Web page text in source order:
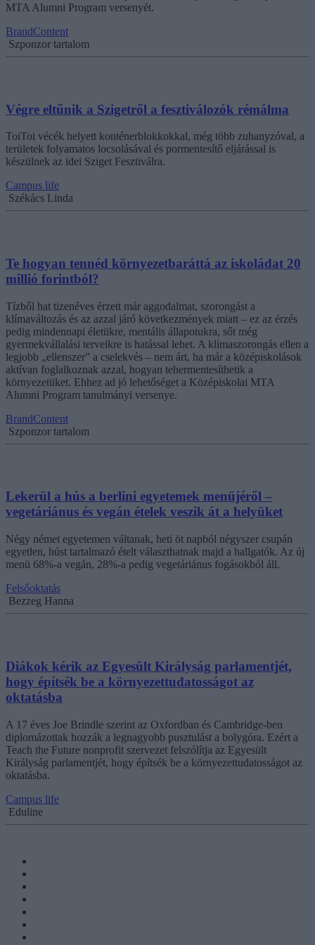
MTA Alumni Program versenyét.
BrandContent
Szponzor tartalom
Végre eltűnik a Szigetről a fesztiválozók rémálma
ToiToi vécék helyett konténerblokkokkal, még több zuhanyzóval, a
területek folyamatos locsolásával és pormentesítő eljárással is
készülnek az idei Sziget Fesztiválra.
Campus life
Székács Linda
Te hogyan tennéd környezetbaráttá az iskoládat 20
millió forintból?
Tízből hat tizenéves érzett már aggodalmat, szorongást a
klímaváltozás és az azzal járó következmények miatt – ez az érzés
pedig mindennapi életükre, mentális állapotukra, sőt még
gyermekvállalási terveikre is hatással lehet. A klímaszorongás ellen a
legjobb „ellenszer” a cselekvés – nem árt, ha már a középiskolások
aktívan foglalkoznak azzal, hogyan tehermentesíthetik a
környezetüket. Ehhez ad jó lehetőséget a Középiskolai MTA
Alumni Program tanulmányi versenye.
BrandContent
Szponzor tartalom
Lekerül a hús a berlini egyetemek menüjéről –
vegetáriánus és vegán ételek veszik át a helyüket
Négy német egyetemen váltanak, heti öt napból négyszer csupán
egyetlen, húst tartalmazó ételt választhatnak majd a hallgatók. Az új
menü 68%-a vegán, 28%-a pedig vegetáriánus fogásokból áll.
Felsőoktatás
Bezzeg Hanna
Diákok kérik az Egyesült Királyság parlamentjét,
hogy építsék be a környezettudatosságot az
oktatásba
A 17 éves Joe Brindle szerint az Oxfordban és Cambridge-ben
diplomázottak hozzák a legnagyobb pusztulást a bolygóra. Ezért a
Teach the Future nonprofit szervezet felszólítja az Egyesült
Királyság parlamentjét, hogy építsék be a környezettudatosságot az
oktatásba.
Campus life
Eduline